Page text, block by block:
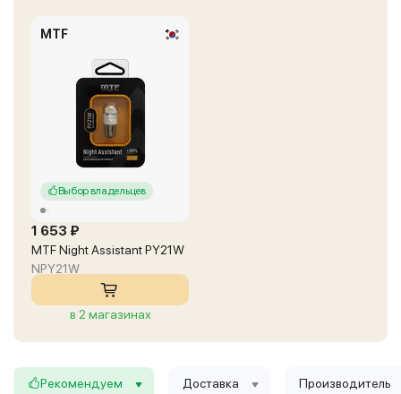
MTF
Выбор владельцев
1 653 ₽
MTF Night Assistant PY21W
NPY21W
в 2 магазинах
Рекомендуем Доставка Производитель